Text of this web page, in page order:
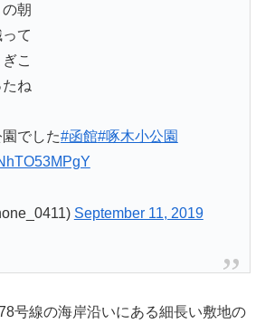
朝
って
こ
ね
でした#函館#啄木小公園
September 11, 2019
号線の海岸沿いにある細長い敷地の